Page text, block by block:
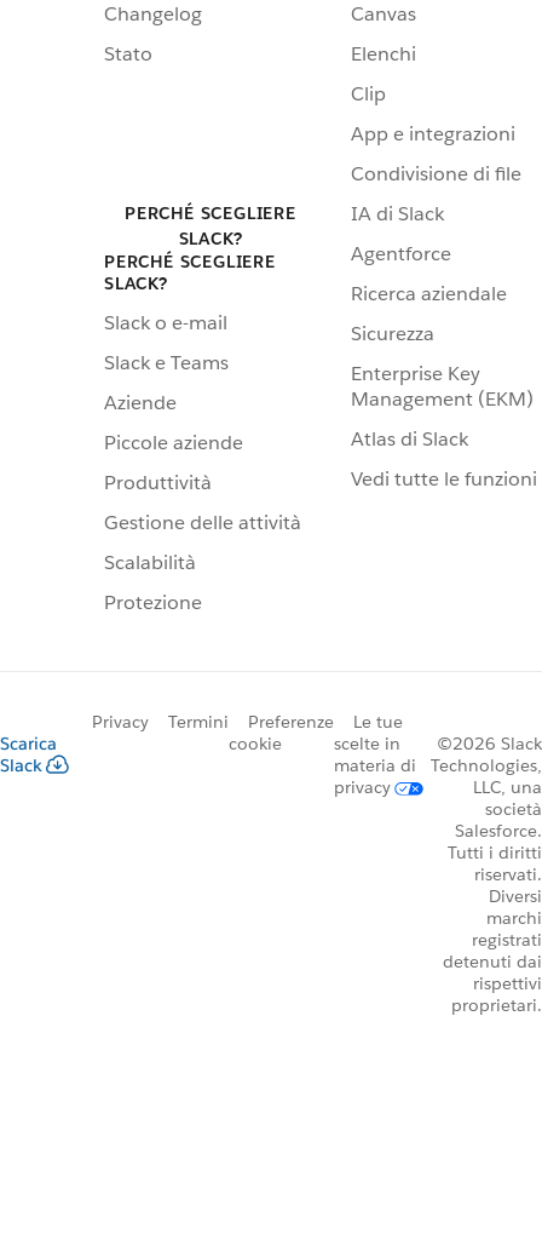
Changelog
Stato
PERCHÉ SCEGLIERE
SLACK?
PERCHÉ SCEGLIERE
SLACK?
Slack o e-mail
Slack e Teams
Aziende
Piccole aziende
Produttività
Gestione delle attività
Scalabilità
Protezione
Canvas
Elenchi
Clip
App e integrazioni
Condivisione di file
IA di Slack
Agentforce
Ricerca aziendale
Sicurezza
Enterprise Key
Management (EKM)
Atlas di Slack
Vedi tutte le funzioni
Scarica
Slack
Privacy Termini
Preferenze
cookie
Le tue
scelte in
materia di
privacy
©2026 Slack
Technologies,
LLC, una
società
Salesforce.
Tutti i diritti
riservati.
Diversi
marchi
registrati
detenuti dai
rispettivi
proprietari.